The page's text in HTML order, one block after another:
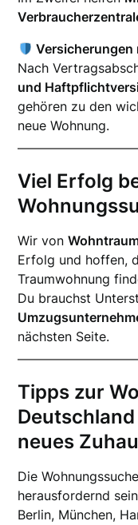
Versicherungen
Nach
und
gehören zu den
neue Wohnung.
Viel Erfolg
Wir von
Erfolg und hoffen,
Traumwohnung
Du brauchst
nächsten Seite.
Tipps zur
neues
Die
herausfordernd
Berlin, München,